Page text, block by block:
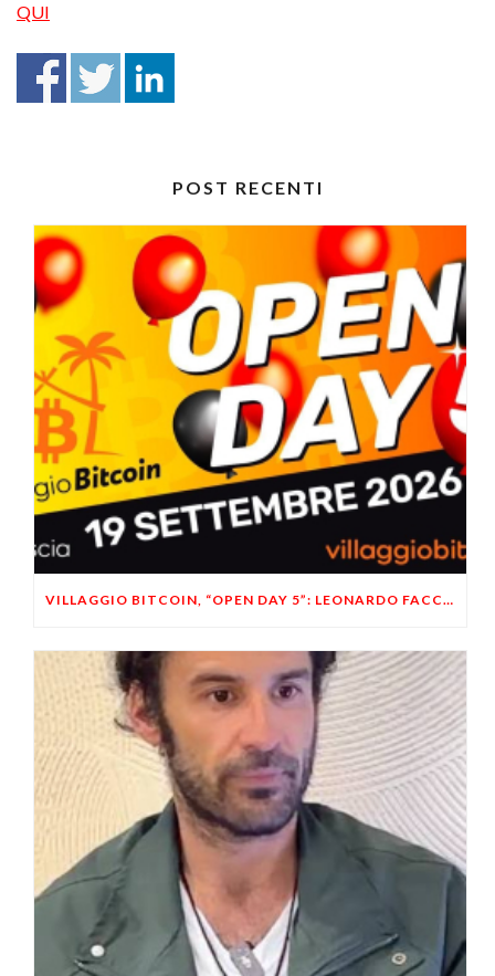
QUI
POST RECENTI
VILLAGGIO BITCOIN, “OPEN DAY 5”: LEONARDO FACCO OSPITE A BRESCIA